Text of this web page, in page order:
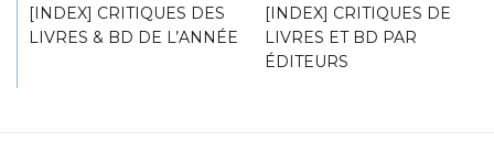
[INDEX] CRITIQUES DES
LIVRES & BD DE L’ANNÉE
[INDEX] CRITIQUES DE
LIVRES ET BD PAR
ÉDITEURS